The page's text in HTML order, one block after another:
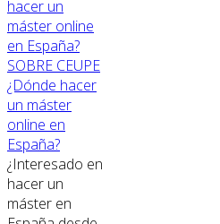
SOBRE CEUPE
¿Dónde hacer
un máster
online en
España?
¿Interesado en
hacer un
máster en